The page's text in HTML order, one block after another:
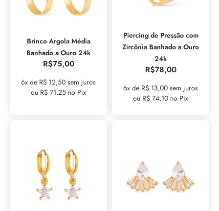
Brinco Argola Média
Banhado a Ouro 24k
R$75,00
6x de R$ 12,50 sem juros
ou R$ 71,25 no Pix
Piercing de Pressão com
Zircônia Banhado a Ouro
24k
R$78,00
6x de R$ 13,00 sem juros
ou R$ 74,10 no Pix